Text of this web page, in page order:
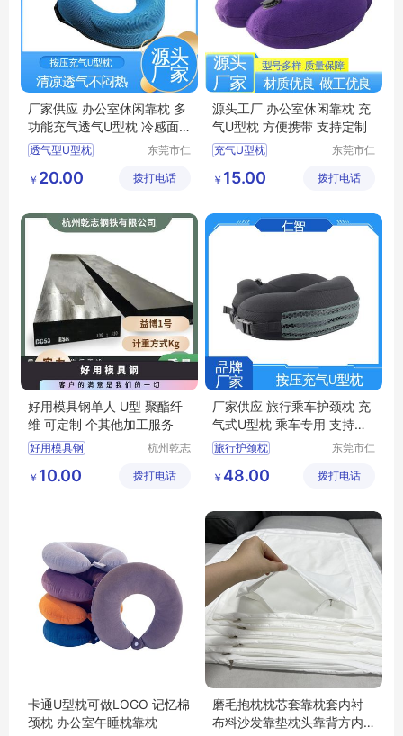
厂家供应 办公室休闲靠枕 多
功能充气透气U型枕 冷感面
料 规格可定制
透气型U型枕
办公室休闲靠枕
东莞市仁
技有限公
￥ 20.00 拨打电话
源头工厂 办公室休闲靠枕 充
气U型枕 方便携带 支持定制
充气U型枕
旅行护颈枕
U型枕定制
东莞市仁
技有限公
￥ 15.00 拨打电话
好用模具钢单人 U型 聚酯纤
维 可定制 个其他加工服务
好用模具钢
杭州乾志
公司
￥ 10.00 拨打电话
厂家供应 旅行乘车护颈枕 充
气式U型枕 乘车专用 支持定
制
旅行护颈枕
透气U型枕
东莞市仁
技有限公
￥ 48.00 拨打电话
卡通U型枕可做LOGO 记忆棉
颈枕 办公室午睡枕靠枕
磨毛抱枕枕芯套靠枕套内衬
布料沙发靠垫枕头靠背方内